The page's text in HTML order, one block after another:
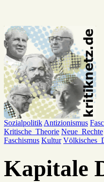
Sozialpolitik Antizionismus
Kritische_Theorie Neue_Rechte
Faschismus Kultur
Kapitale